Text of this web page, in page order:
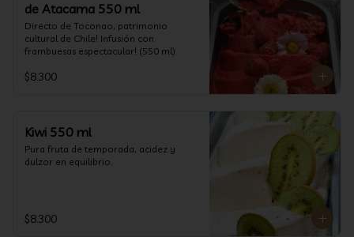
de Atacama 550 ml
Directo de Toconao, patrimonio
cultural de Chile! Infusión con
frambuesas espectacular! (550 ml)
$8.300
Kiwi 550 ml
Pura fruta de temporada, acidez y
dulzor en equilibrio.
$8.300